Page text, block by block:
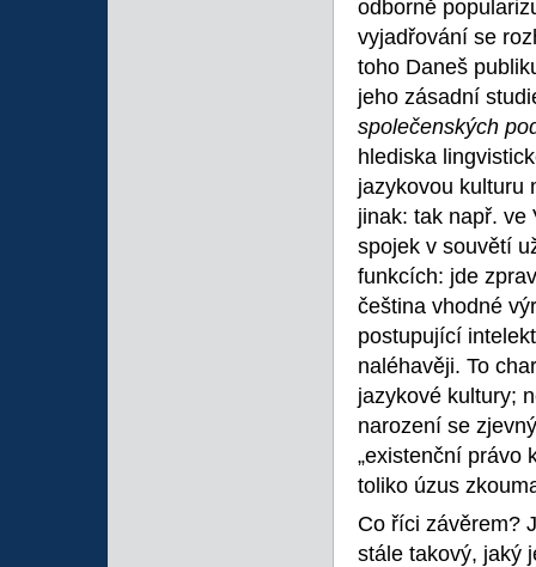
odborně
vyjadřování se
toho Daneš
jeho zásadní
společenských
hlediska
jazykovou kulturu
jinak: tak např. ve
spojek v souvětí
funkcích: jde
čeština vhodné
postupující
naléhavěji. To
jazykové kultury;
narození se
„existenční právo
toliko úzus
Co říci závěrem?
stále takový, jaký